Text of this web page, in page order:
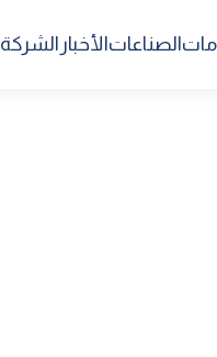
الصناعاتالأخبار الشركة